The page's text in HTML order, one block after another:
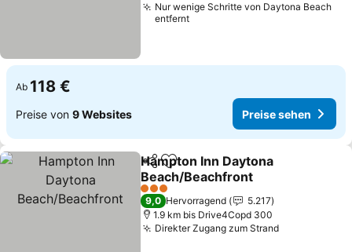
Nur wenige Schritte von Daytona Beach
entfernt
Ab 118 €
Preise von 9 Websites Preise sehen
TeilenZu Favoriten hinzufügen
Hampton Inn Daytona
Beach/Beachfront
3 Sterne
9,0 Hervorragend
5.217
1.9 km bis Drive4Copd 300
Direkter Zugang zum Strand